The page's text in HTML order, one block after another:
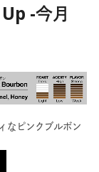
-今月
なピンクブルボン